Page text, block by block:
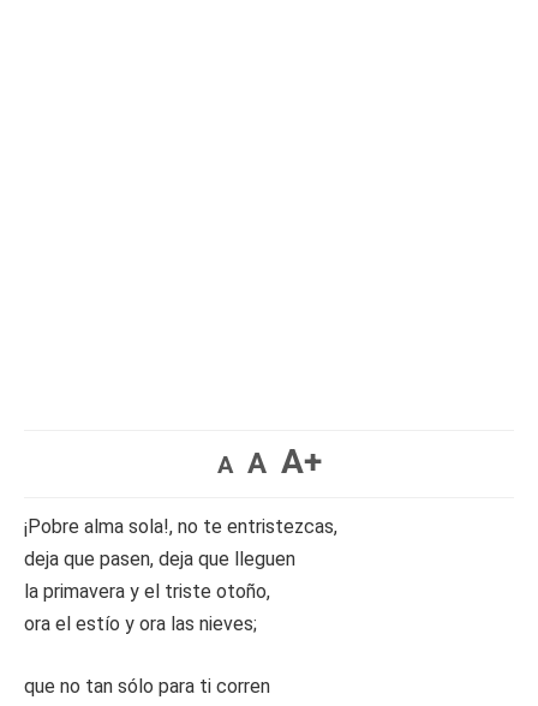
A A A+
¡Pobre alma sola!, no te entristezcas,
deja que pasen, deja que lleguen
la primavera y el triste otoño,
ora el estío y ora las nieves;
que no tan sólo para ti corren